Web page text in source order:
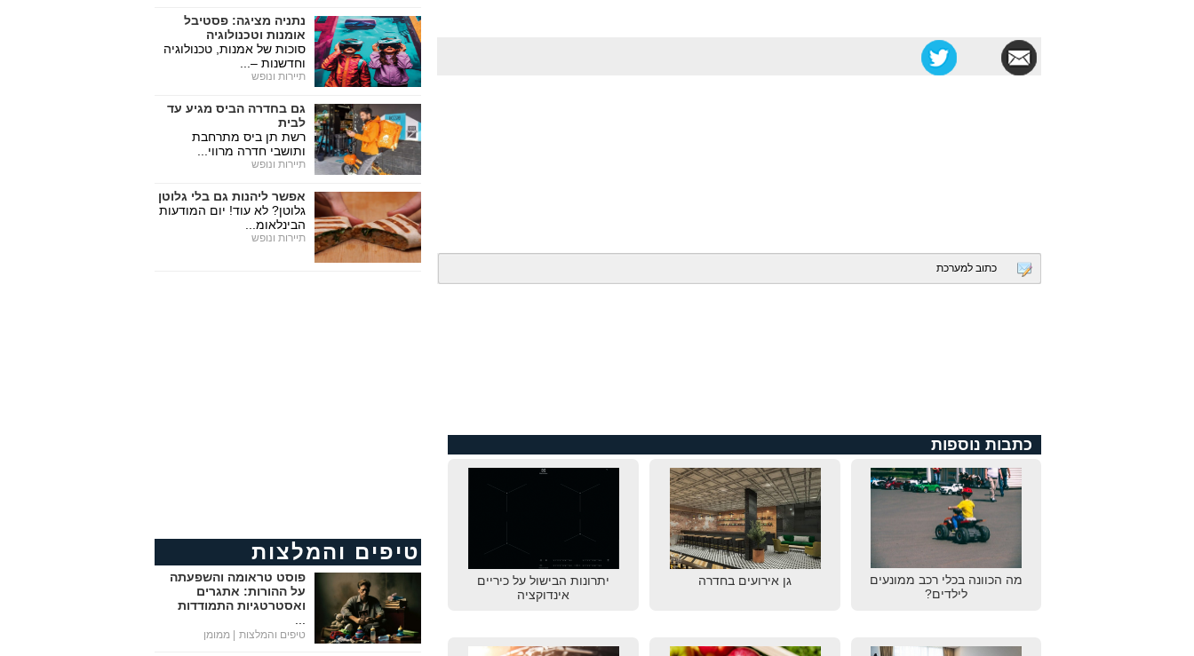
כתוב למערכת
כתבות נוספות
מה הכוונה בכלי רכב ממונעים
לילדים?
גן אירועים בחדרה
יתרונות הבישול על כיריים
אינדוקציה
נתניה מציגה: פסטיבל
אומנות וטכנולוגיה
סוכות של אמנות, טכנולוגיה
וחדשנות –...
תיירות ונופש
גם בחדרה הביס מגיע עד
לבית
רשת תן ביס מתרחבת
ותושבי חדרה מרווי...
תיירות ונופש
אפשר ליהנות גם בלי גלוטן
גלוטן? לא עוד! יום המודעות
הבינלאומ...
תיירות ונופש
טיפים והמלצות
פוסט טראומה והשפעתה
על ההורות: אתגרים
ואסטרטגיות התמודדות
טיפים והמלצות | ממומן